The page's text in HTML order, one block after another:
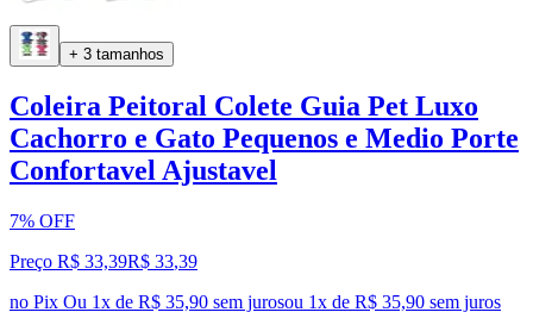
+ 3 tamanhos
Coleira Peitoral Colete Guia Pet Luxo
Cachorro e Gato Pequenos e Medio Porte
Confortavel Ajustavel
7% OFF
Preço R$ 33,39R$ 33,39
no Pix Ou 1x de R$ 35,90 sem jurosou 1x de R$ 35,90 sem juros